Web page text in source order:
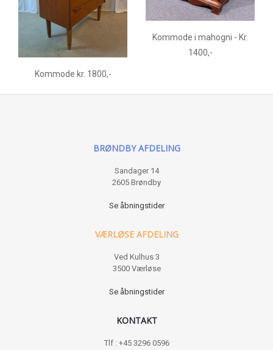
Kommode kr. 1800,-
Kommode i mahogni - Kr.
1400,-
BRØNDBY AFDELING
Sandager 14
2605 Brøndby
Se åbningstider
VÆRLØSE AFDELING
Ved Kulhus 3
3500 Værløse
Se åbningstider
KONTAKT
Tlf : +45 3296 0596